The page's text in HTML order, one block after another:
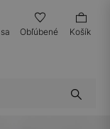
Obľúbené Košík